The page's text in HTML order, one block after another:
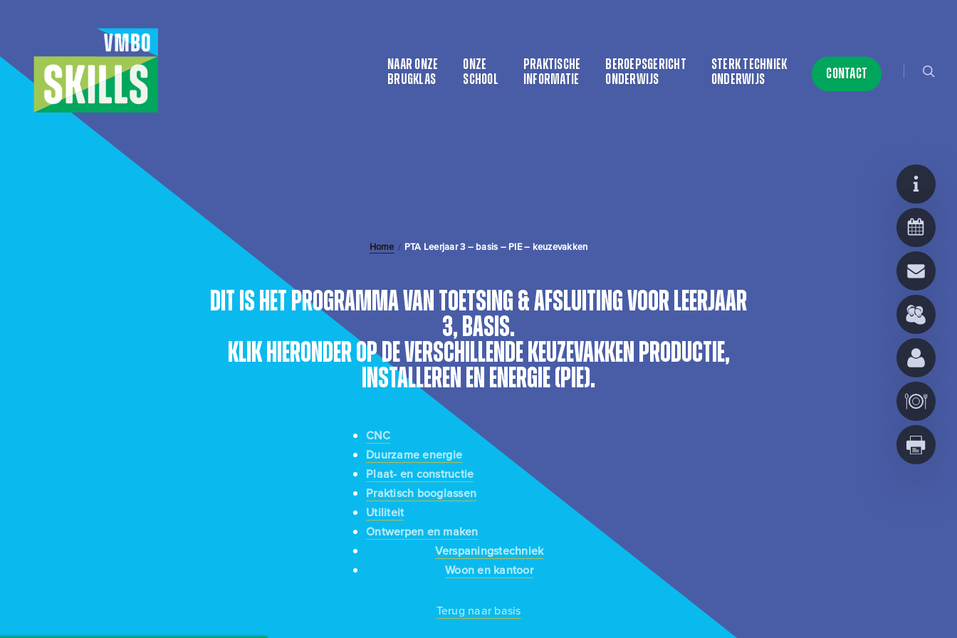
content
NAAR ONZE
BRUGKLAS
ONZE
SCHOOL
PRAKTISCHE
INFORMATIE
BEROEPSGERICHT
ONDERWIJS
STERK TECHNIEK
ONDERWIJS
CONTACT
Home / PTA Leerjaar 3 – basis – PIE – keuzevakken
Dit is het Programma van Toetsing & Afsluiting voor leerjaar
3, basis.
Klik hieronder op de verschillende keuzevakken Productie,
Installeren en Energie (PIE).
CNC
Duurzame energie
Plaat- en constructie
Praktisch booglassen
Utiliteit
Ontwerpen en maken
Verspaningstechniek
Woon en kantoor
Terug naar basis